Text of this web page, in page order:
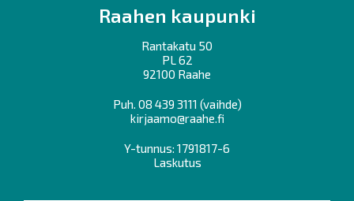
Raahen kaupunki
Rantakatu 50
PL 62
92100 Raahe
Puh. 08 439 3111 (vaihde)
kirjaamo@raahe.fi
Y-tunnus: 1791817-6
Laskutus